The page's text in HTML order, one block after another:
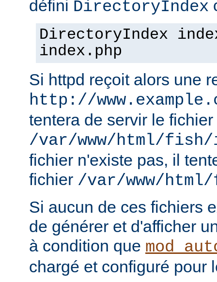
défini DirectoryIndex
DirectoryIndex
index.php
Si httpd reçoit alors une
http://
tentera de servir le fichier
/var/www/html/
fichier n'existe pas, il
fichier /var/www/
Si aucun de ces fichiers
de générer et d'afficher
à condition que
chargé et configuré pour